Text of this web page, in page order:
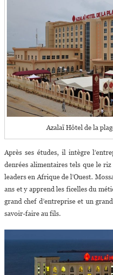
Azalaï Hôtel de la
Après ses études, il intègre
denrées alimentaires tels que le
leaders en Afrique de l’Ouest.
ans et y apprend les ficelles du
grand chef d’entreprise et un
savoir-faire au fils.